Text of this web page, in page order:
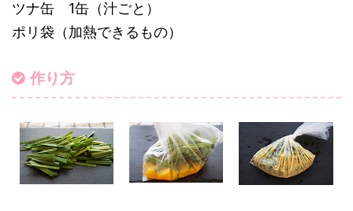
ツナ缶 1缶（汁ごと）
ポリ袋（加熱できるもの）
作り方